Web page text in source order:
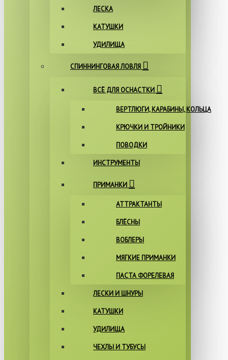
ЛЕСКА
КАТУШКИ
УДИЛИЩА
СПИННИНГОВАЯ ЛОВЛЯ
ВСЁ ДЛЯ ОСНАСТКИ
ВЕРТЛЮГИ, КАРАБИНЫ, КОЛЬЦА
КРЮЧКИ И ТРОЙНИКИ
ПОВОДКИ
ИНСТРУМЕНТЫ
ПРИМАНКИ
АТТРАКТАНТЫ
БЛЁСНЫ
ВОБЛЕРЫ
МЯГКИЕ ПРИМАНКИ
ПАСТА ФОРЕЛЕВАЯ
ЛЕСКИ И ШНУРЫ
КАТУШКИ
УДИЛИЩА
ЧЕХЛЫ И ТУБУСЫ